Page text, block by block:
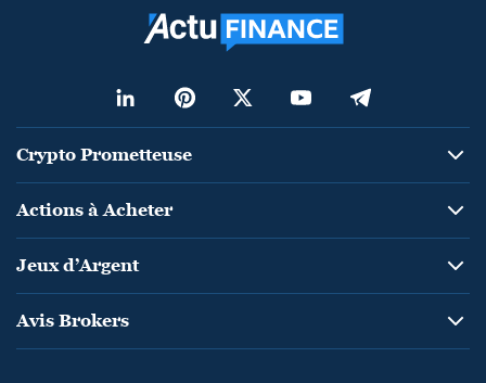
Crypto Prometteuse
Actions à Acheter
Jeux d’Argent
Avis Brokers